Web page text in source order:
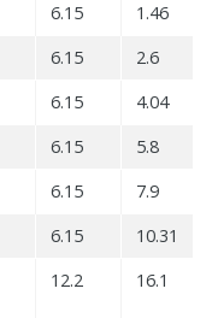
6.15
1.46
6.15
2.6
6.15
4.04
6.15
5.8
6.15
7.9
6.15
10.31
12.2 16.1